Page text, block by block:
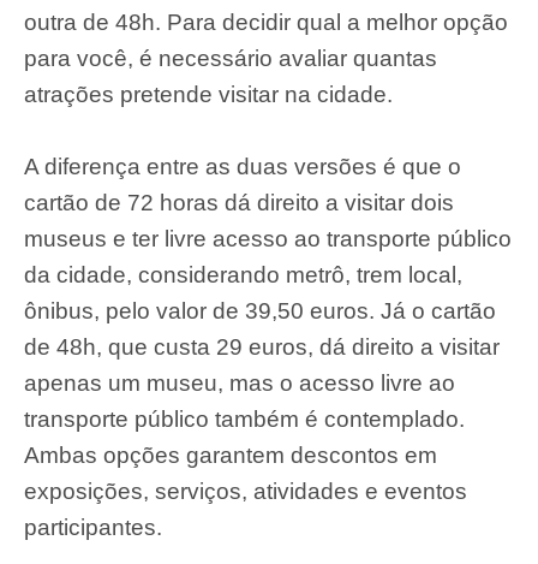
outra de 48h. Para decidir qual a melhor opção
para você, é necessário avaliar quantas
atrações pretende visitar na cidade.
A diferença entre as duas versões é que o
cartão de 72 horas dá direito a visitar dois
museus e ter livre acesso ao transporte público
da cidade, considerando metrô, trem local,
ônibus, pelo valor de 39,50 euros. Já o cartão
de 48h, que custa 29 euros, dá direito a visitar
apenas um museu, mas o acesso livre ao
transporte público também é contemplado.
Ambas opções garantem descontos em
exposições, serviços, atividades e eventos
participantes.